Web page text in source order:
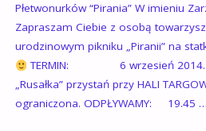
Płetwonurków “Pirania” W imieniu
Zapraszam Ciebie z osobą
urodzinowym pikniku „Piranii” na
TERMIN: 6 wrzesień
„Rusałka” przystań przy HALI
ograniczona. ODPŁYWAMY: 19.45 …